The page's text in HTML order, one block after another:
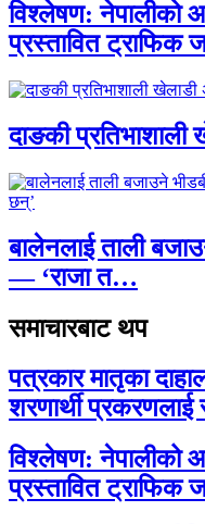
विश्लेषण: नेपालीको
प्रस्तावित ट्राफिक
दाङकी प्रतिभाशाली
बालेनलाई ताली
— ‘राजा त…
समाचारबाट थप
पत्रकार मातृका
शरणार्थी
विश्लेषण: नेपालीको
प्रस्तावित ट्राफिक